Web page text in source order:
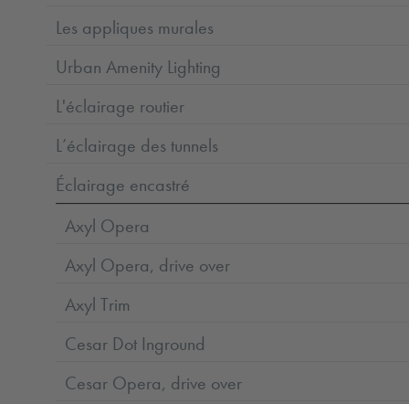
Les appliques murales
Urban Amenity Lighting
L'éclairage routier
L’éclairage des tunnels
Éclairage encastré
Axyl Opera
Axyl Opera, drive over
Axyl Trim
Cesar Dot Inground
Cesar Opera, drive over